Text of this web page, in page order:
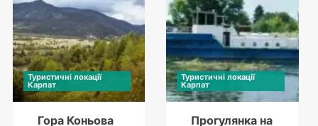
Туристичні локації
Карпат
Гора Коньова
Туристичні локації
Карпат
Прогулянка на